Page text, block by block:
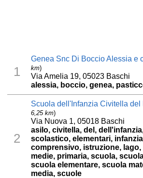
1
Genea Snc Di Boccio Alessia e
km)
Via Amelia 19, 05023 Baschi
alessia, boccio, genea,
2
Scuola dell'Infanzia Civitella del
6,25 km)
Via Nuova 1, 05018 Baschi
asilo, civitella, del,
scolastico, elementari,
comprensivo, istruzione, lago,
medie, primaria, scuola,
scuola elementare, scuola
media, scuole